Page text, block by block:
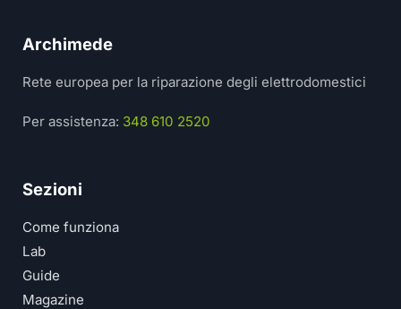
Archimede
Rete europea per la riparazione degli elettrodomestici
Per assistenza: 348 610 2520
Sezioni
Come funziona
Lab
Guide
Magazine